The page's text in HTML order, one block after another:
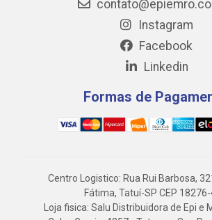
Instagram
Facebook
Linkedin
Formas de
Centro Logistico: Rua Rui Barbosa,
Fátima, Tatuí-SP CEP
Loja fisica: Salu Distribuidora de Epi e